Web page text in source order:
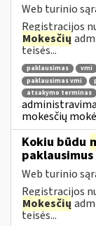
Web turinio
Registracijos
Mokesčių
teisės...
paklausimas vmi
paklausimas vmi
atsakymo terminas
mokesčių
Kokiu būdu
paklausimus
Web turinio
Registracijos
Mokesčių
teisės...